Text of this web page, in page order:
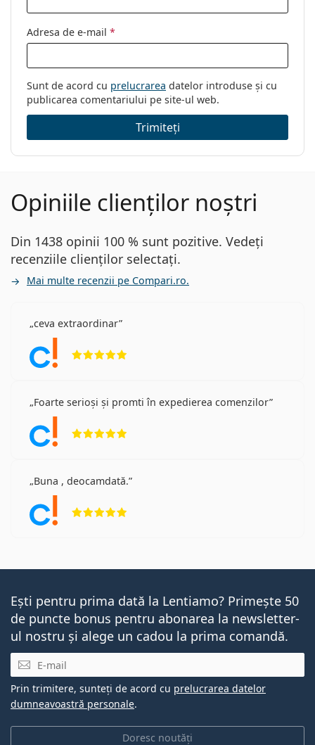
Adresa de e-mail *
Sunt de acord cu prelucrarea datelor introduse și cu
publicarea comentariului pe site-ul web.
Trimiteți
Opiniile clienților noștri
Din 1438 opinii 100 % sunt pozitive. Vedeți
recenziile clienților selectați.
Mai multe recenzii pe Compari.ro.
ceva extraordinar
Foarte serioși și promti în expedierea comenzilor
Buna , deocamdată.
Ești pentru prima dată la Lentiamo? Primește 50
de puncte bonus pentru abonarea la newsletter-
ul nostru și alege un cadou la prima comandă.
E-mail
Doresc noutăți
Prin trimitere, sunteți de acord cu prelucrarea datelor
dumneavoastră personale.